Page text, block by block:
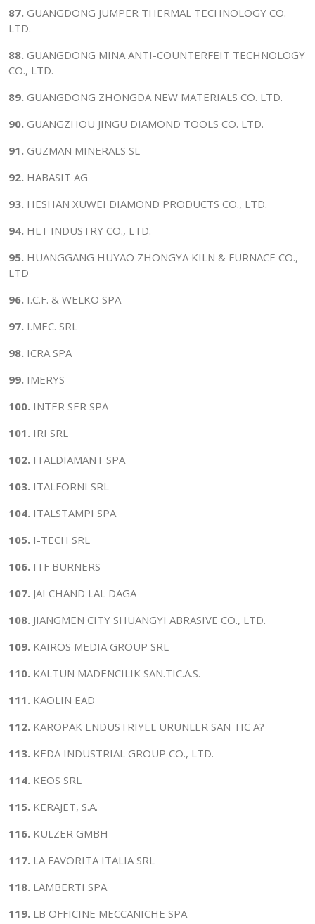
87. GUANGDONG JUMPER THERMAL TECHNOLOGY CO.
LTD.
88. GUANGDONG MINA ANTI-COUNTERFEIT TECHNOLOGY
CO., LTD.
89. GUANGDONG ZHONGDA NEW MATERIALS CO. LTD.
90. GUANGZHOU JINGU DIAMOND TOOLS CO. LTD.
91. GUZMAN MINERALS SL
92. HABASIT AG
93. HESHAN XUWEI DIAMOND PRODUCTS CO., LTD.
94. HLT INDUSTRY CO., LTD.
95. HUANGGANG HUYAO ZHONGYA KILN & FURNACE CO.,
LTD
96. I.C.F. & WELKO SPA
97. I.MEC. SRL
98. ICRA SPA
99. IMERYS
100. INTER SER SPA
101. IRI SRL
102. ITALDIAMANT SPA
103. ITALFORNI SRL
104. ITALSTAMPI SPA
105. I-TECH SRL
106. ITF BURNERS
107. JAI CHAND LAL DAGA
108. JIANGMEN CITY SHUANGYI ABRASIVE CO., LTD.
109. KAIROS MEDIA GROUP SRL
110. KALTUN MADENCILIK SAN.TIC.A.S.
111. KAOLIN EAD
112. KAROPAK ENDÜSTRIYEL ÜRÜNLER SAN TIC A?
113. KEDA INDUSTRIAL GROUP CO., LTD.
114. KEOS SRL
115. KERAJET, S.A.
116. KULZER GMBH
117. LA FAVORITA ITALIA SRL
118. LAMBERTI SPA
119. LB OFFICINE MECCANICHE SPA